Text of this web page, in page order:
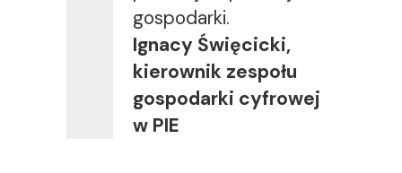
gospodarki.
Ignacy Święcicki,
kierownik zespołu
gospodarki cyfrowej
w PIE